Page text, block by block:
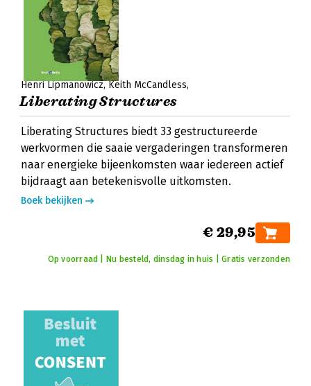
Henri Lipmanowicz Keith McCandless
Liberating Structures
Liberating Structures biedt 33 gestructureerde
werkvormen die saaie vergaderingen transformeren
naar energieke bijeenkomsten waar iedereen actief
bijdraagt aan betekenisvolle uitkomsten.
Boek bekijken
€ 29,95
Op voorraad | Nu besteld, dinsdag in huis | Gratis verzonden